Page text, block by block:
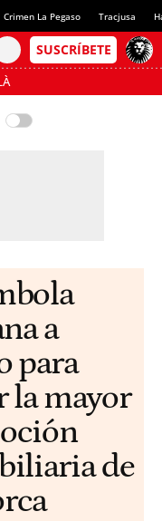
Crimen La Pegaso Tracjusa
a
para
la mayor
de